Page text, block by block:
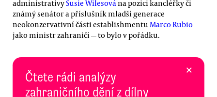
administrativySusie Wilesována pozici kancléřky či
známý senátor a příslušník mladší generace
neokonzervativní části establishmentu Marco Rubio
jako ministr zahraničí — to bylo v pořádku.
Čtete rádi analýzy
zahraničního dění z dílny
×